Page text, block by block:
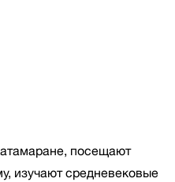
посещают
изучают средневековые